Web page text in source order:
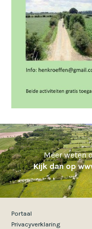
Meer weten
Kijk dan op
Portaal
Privacyverklaring